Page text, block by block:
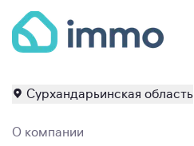
Сурхандарьинская область
О компании